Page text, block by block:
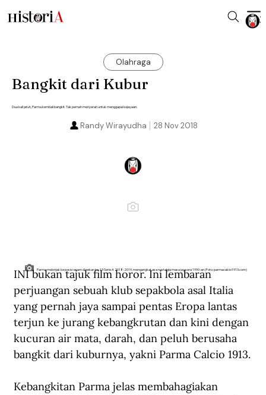
Olahraga
Bangkit dari Kubur
Dua kali jatuh, Parma kembali bangkit. Tak pernah menyerah untuk menggapai kejayaan.
28 Nov 2018
Randy Wirayudha
Parma melonjak ke posisi enam di pekan ke-13 Serie A 2018-2019, mengangkat asa nostalgia masa jaya era 1990-an (Foto: parmacalcio1913.com)
INI bukan tajuk film horor. Ini lembaran
perjuangan sebuah klub sepakbola asal Italia
yang pernah jaya sampai pentas Eropa lantas
terjun ke jurang kebangkrutan dan kini dengan
kucuran air mata, darah, dan peluh berusaha
bangkit dari kuburnya, yakni Parma Calcio 1913.
Kebangkitan Parma jelas membahagiakan